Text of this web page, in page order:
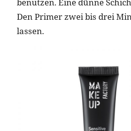
benutzen. Eine dünne
Den Primer zwei bis drei
lassen.